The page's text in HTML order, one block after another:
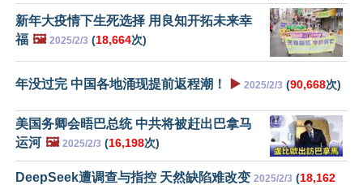
新年大疫情下生死选择 用良知开拓未来幸
福 🖼️ 2025/2/3 (18,664次)
年没过完 中国各地涌现提前返程潮！ ▶️ 2025/2/3 (90,668次)
美国务卿会晤巴总统 中共将被赶出巴拿马
运河 🖼️ 2025/2/3 (16,198次)
DeepSeek遭调查与指控 天然缺陷难改变 2025/2/3 (18,162